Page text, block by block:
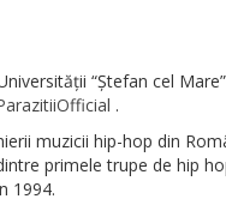
“Ștefan cel
.
muzicii hip-hop din
primele trupe de hip
1994.